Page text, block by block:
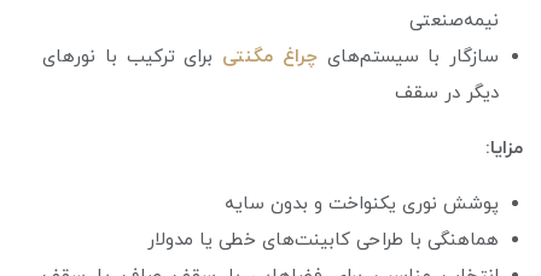
نیمه‌صنعتی
سازگار با سیستم‌هایچراغ مگنتی برای ترکیب با نورهای
دیگر در سقف
مزایا:
پوشش نوری یکنواخت و بدون سایه
هماهنگی با طراحی کابینت‌های خطی یا مدولار